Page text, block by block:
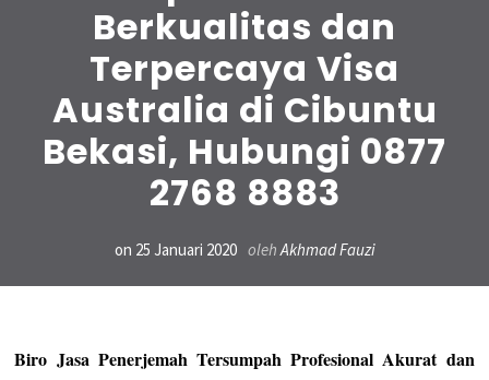
Berkualitas dan
Terpercaya Visa
Australia di Cibuntu
Bekasi, Hubungi 0877
2768 8883
on 25 Januari 2020 olehAkhmad Fauzi
Biro Jasa Penerjemah Tersumpah Profesional Akurat dan